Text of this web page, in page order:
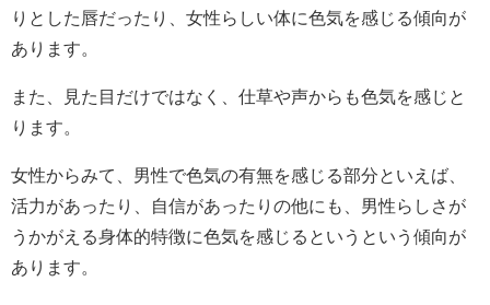
りとした唇だったり、女性らしい体に色気を感じる傾向が
あります。
また、見た目だけではなく、仕草や声からも色気を感じと
ります。
女性からみて、男性で色気の有無を感じる部分といえば、
活力があったり、自信があったりの他にも、男性らしさが
うかがえる身体的特徴に色気を感じるというという傾向が
あります。